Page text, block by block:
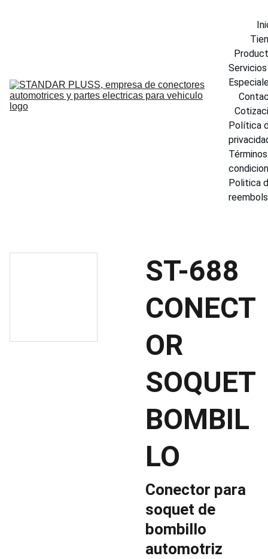
Servicios
Política
Politica
ST-688
CONECT
OR
SOQUET
BOMBIL
LO
Conector para
soquet de
bombillo
automotriz